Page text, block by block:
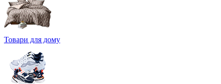
Товари для дому